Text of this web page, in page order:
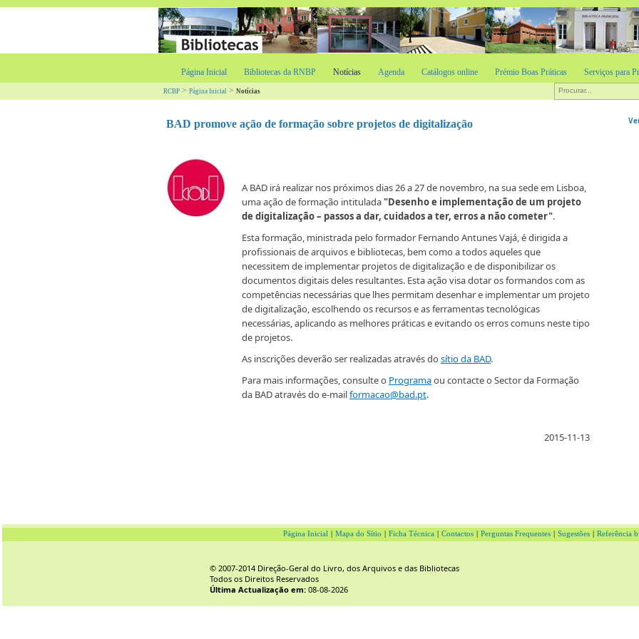
Página Inicial Bibliotecas da RNBP Notícias Agenda Catálogos online Prémio Boas Práticas Serviços para
RCBP > Página Inicial > Notícias
BAD promove ação de formação sobre projetos de digitalização
A BAD irá realizar nos próximos dias 26 a 27 de novembro, na sua sede em Lisboa,
uma ação de formação intitulada "Desenho e implementação de um projeto
de digitalização – passos a dar, cuidados a ter, erros a não cometer".
Esta formação, ministrada pelo formador Fernando Antunes Vajá, é dirigida a
profissionais de arquivos e bibliotecas, bem como a todos aqueles que
necessitem de implementar projetos de digitalização e de disponibilizar os
documentos digitais deles resultantes. Esta ação visa dotar os formandos com as
competências necessárias que lhes permitam desenhar e implementar um projeto
de digitalização, escolhendo os recursos e as ferramentas tecnológicas
necessárias, aplicando as melhores práticas e evitando os erros comuns neste tipo
de projetos.
As inscrições deverão ser realizadas através do sítio da BAD.
Para mais informações, consulte o Programaou contacte o Sector da Formação
da BAD através do e-mailformacao@bad.pt.
2015-11-13
Página Inicial Mapa do Sítio Ficha Técnica Contactos Perguntas Frequentes Sugestões Referência
© 2007-2014 Direção-Geral do Livro, dos Arquivos e das Bibliotecas
Todos os Direitos Reservados
Última Actualização em: 08-08-2026